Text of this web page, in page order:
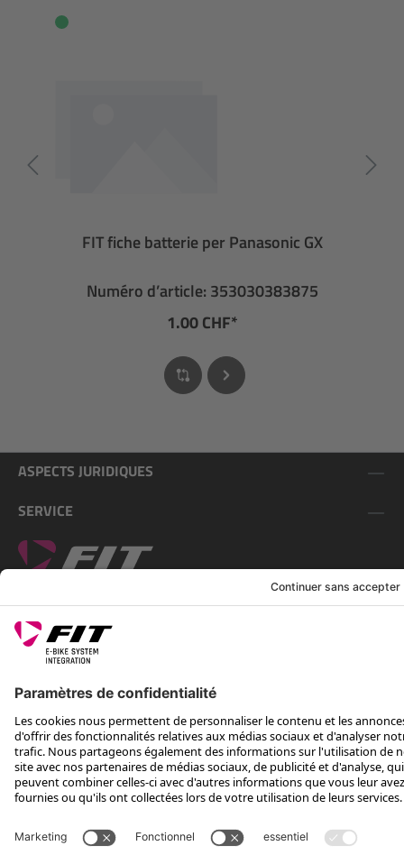
FIT fiche batterie per Panasonic GX
Numéro d’article: 353030383875
1.00 CHF*
ASPECTS JURIDIQUES
SERVICE
*Prix de vente conseillé, TVA incluse, plus frais d'expédition et TEA
Rotax Bike Technology AG © 2025